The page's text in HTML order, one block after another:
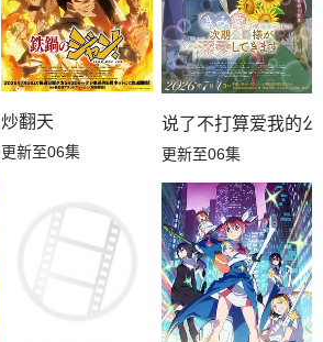
炒翻天
更新至06集
说了不打算爱我的
更新至06集